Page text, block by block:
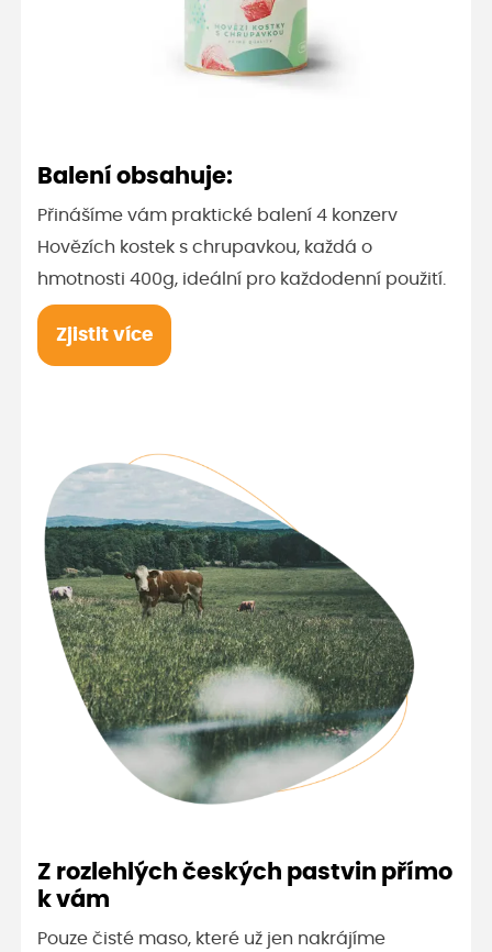
Balení obsahuje:
Přinášíme vám praktické balení 4 konzerv
Hovězích kostek s chrupavkou, každá o
hmotnosti 400g, ideální pro každodenní použití.
Zjistit více
Z rozlehlých českých pastvin přímo
k vám
Pouze čisté maso, které už jen nakrájíme